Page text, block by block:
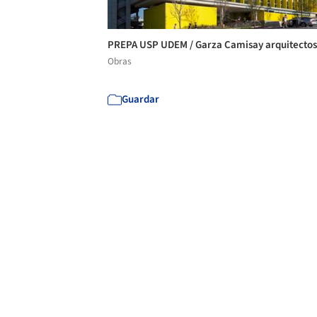
PREPA USP UDEM / Garza Camisay
Obras
Guardar